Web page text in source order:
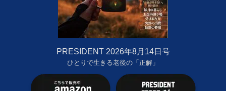
PRESIDENT 2026年8月14日号
ひとりで生きる老後の「正解」